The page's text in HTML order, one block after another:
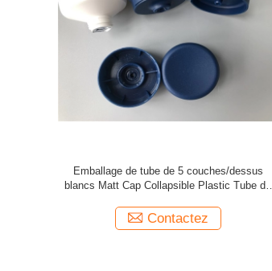
Emballage blanc comme le lait de tube de
bouteille, tubes mauve-clair de lotion de main
Contactez